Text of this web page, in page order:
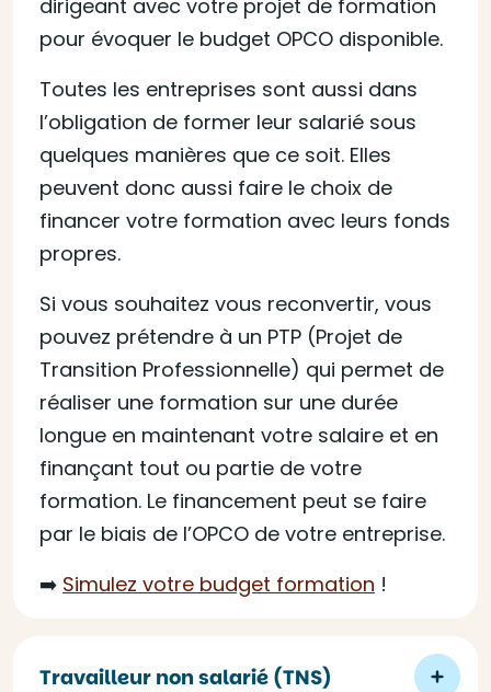
dirigeant avec votre projet de formation
pour évoquer le budget OPCO disponible.
Toutes les entreprises sont aussi dans
l’obligation de former leur salarié sous
quelques manières que ce soit. Elles
peuvent donc aussi faire le choix de
financer votre formation avec leurs fonds
propres.
Si vous souhaitez vous reconvertir, vous
pouvez prétendre à un PTP (Projet de
Transition Professionnelle) qui permet de
réaliser une formation sur une durée
longue en maintenant votre salaire et en
finançant tout ou partie de votre
formation. Le financement peut se faire
par le biais de l’OPCO de votre entreprise.
➡️ Simulez votre budget formation !
Travailleur non salarié (TNS)